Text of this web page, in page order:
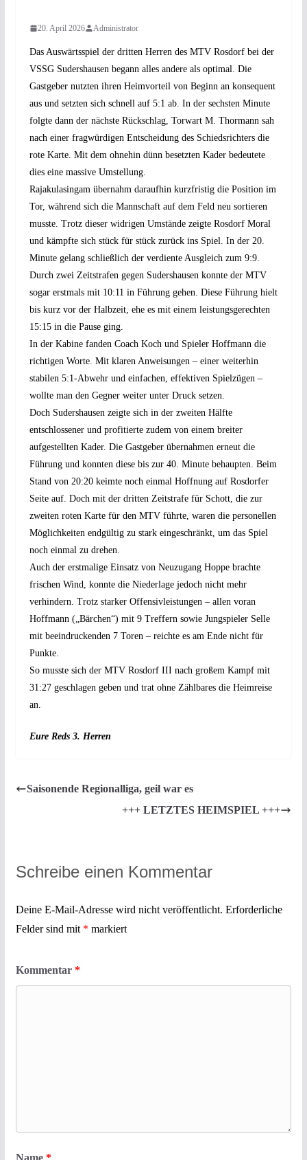
20. April 2026 Administrator
Das Auswärtsspiel der dritten Herren des MTV Rosdorf bei der
VSSG Sudershausen begann alles andere als optimal. Die
Gastgeber nutzten ihren Heimvorteil von Beginn an konsequent
aus und setzten sich schnell auf 5:1 ab. In der sechsten Minute
folgte dann der nächste Rückschlag, Torwart M. Thormann sah
nach einer fragwürdigen Entscheidung des Schiedsrichters die
rote Karte. Mit dem ohnehin dünn besetzten Kader bedeutete
dies eine massive Umstellung.
Rajakulasingam übernahm daraufhin kurzfristig die Position im
Tor, während sich die Mannschaft auf dem Feld neu sortieren
musste. Trotz dieser widrigen Umstände zeigte Rosdorf Moral
und kämpfte sich stück für stück zurück ins Spiel. In der 20.
Minute gelang schließlich der verdiente Ausgleich zum 9:9.
Durch zwei Zeitstrafen gegen Sudershausen konnte der MTV
sogar erstmals mit 10:11 in Führung gehen. Diese Führung hielt
bis kurz vor der Halbzeit, ehe es mit einem leistungsgerechten
15:15 in die Pause ging.
In der Kabine fanden Coach Koch und Spieler Hoffmann die
richtigen Worte. Mit klaren Anweisungen – einer weiterhin
stabilen 5:1-Abwehr und einfachen, effektiven Spielzügen –
wollte man den Gegner weiter unter Druck setzen.
Doch Sudershausen zeigte sich in der zweiten Hälfte
entschlossener und profitierte zudem von einem breiter
aufgestellten Kader. Die Gastgeber übernahmen erneut die
Führung und konnten diese bis zur 40. Minute behaupten. Beim
Stand von 20:20 keimte noch einmal Hoffnung auf Rosdorfer
Seite auf. Doch mit der dritten Zeitstrafe für Schott, die zur
zweiten roten Karte für den MTV führte, waren die personellen
Möglichkeiten endgültig zu stark eingeschränkt, um das Spiel
noch einmal zu drehen.
Auch der erstmalige Einsatz von Neuzugang Hoppe brachte
frischen Wind, konnte die Niederlage jedoch nicht mehr
verhindern. Trotz starker Offensivleistungen – allen voran
Hoffmann („Bärchen“) mit 9 Treffern sowie Jungspieler Selle
mit beeindruckenden 7 Toren – reichte es am Ende nicht für
Punkte.
So musste sich der MTV Rosdorf III nach großem Kampf mit
31:27 geschlagen geben und trat ohne Zählbares die Heimreise
an.
Eure Reds 3. Herren
Saisonende Regionalliga, geil war es
+++ LETZTES HEIMSPIEL +++
Schreibe einen Kommentar
Deine E-Mail-Adresse wird nicht veröffentlicht. Erforderliche
Felder sind mit * markiert
Kommentar *
Name *